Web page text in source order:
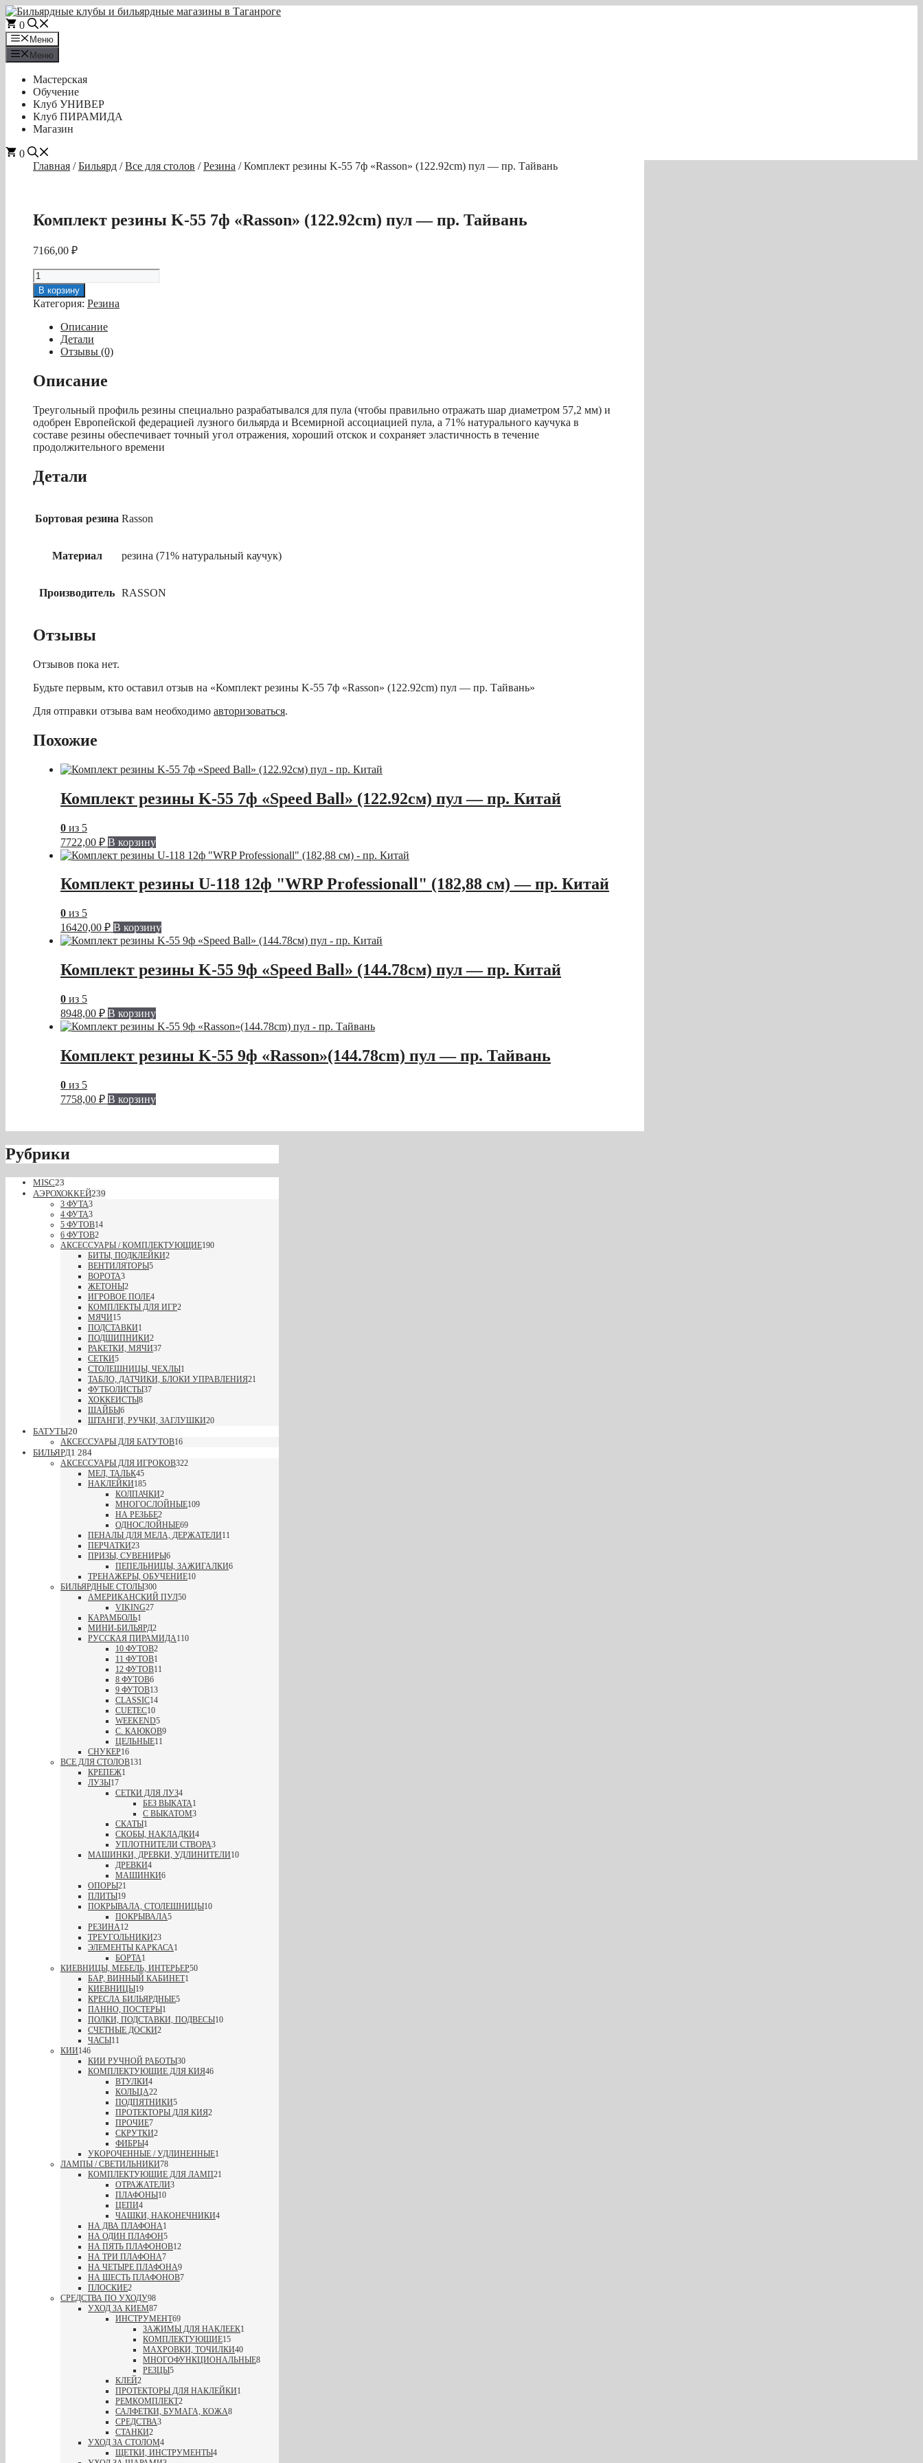
Перейти
к
содержимому
0
Меню
Меню
Мастерская
Обучение
Клуб УНИВЕР
Клуб ПИРАМИДА
Магазин
0
Главная /Бильярд /Все для столов /Резина / Комплект резины K-55 7ф «Rasson» (122.92cm) пул — пр. Тайвань
Комплект резины K-55 7ф «Rasson» (122.92cm) пул — пр. Тайвань
7166,00 ₽
Количество
товара
Комплект
резины
(122.92cm)
пул
пр.
Тайвань
В корзину
Категория: Резина
Описание
Детали
Отзывы (0)
Описание
Треугольный профиль резины специально разрабатывался для пула (чтобы правильно отражать шар диаметром 57,2 мм) и
одобрен Европейской федерацией лузного бильярда и Всемирной ассоциацией пула, а 71% натурального каучука в
составе резины обеспечивает точный угол отражения, хороший отскок и сохраняет эластичность в течение
продолжительного времени
Детали
Бортовая резина Rasson
Материал резина (71% натуральный каучук)
Производитель RASSON
Отзывы
Отзывов пока нет.
Будьте первым, кто оставил отзыв на «Комплект резины K-55 7ф «Rasson» (122.92cm) пул — пр. Тайвань»
Для отправки отзыва вам необходимо авторизоваться.
Похожие
Комплект резины K-55 7ф «Speed Ball» (122.92см) пул — пр. Китай
0 из 5
7722,00 ₽ В корзину
Комплект резины U-118 12ф "WRP Professionall" (182,88 см) — пр. Китай
0 из 5
16420,00 ₽ В корзину
Комплект резины K-55 9ф «Speed Ball» (144.78см) пул — пр. Китай
0 из 5
8948,00 ₽ В корзину
Комплект резины K-55 9ф «Rasson»(144.78cm) пул — пр. Тайвань
0 из 5
7758,00 ₽ В корзину
Рубрики
MISC23
АЭРОХОККЕЙ239
3 ФУТА3
4 ФУТА3
5 ФУТОВ14
6 ФУТОВ2
АКСЕССУАРЫ / КОМПЛЕКТУЮЩИЕ190
БИТЫ, ПОДКЛЕЙКИ2
ВЕНТИЛЯТОРЫ5
ВОРОТА3
ЖЕТОНЫ2
ИГРОВОЕ ПОЛЕ4
КОМПЛЕКТЫ ДЛЯ ИГР2
МЯЧИ15
ПОДСТАВКИ1
ПОДШИПНИКИ2
РАКЕТКИ, МЯЧИ37
СЕТКИ5
СТОЛЕШНИЦЫ, ЧЕХЛЫ1
ТАБЛО, ДАТЧИКИ, БЛОКИ УПРАВЛЕНИЯ21
ФУТБОЛИСТЫ37
ХОККЕИСТЫ8
ШАЙБЫ6
ШТАНГИ, РУЧКИ, ЗАГЛУШКИ20
БАТУТЫ20
АКСЕССУАРЫ ДЛЯ БАТУТОВ16
БИЛЬЯРД1 284
АКСЕССУАРЫ ДЛЯ ИГРОКОВ322
МЕЛ, ТАЛЬК45
НАКЛЕЙКИ185
КОЛПАЧКИ2
МНОГОСЛОЙНЫЕ109
НА РЕЗЬБЕ2
ОДНОСЛОЙНЫЕ69
ПЕНАЛЫ ДЛЯ МЕЛА, ДЕРЖАТЕЛИ11
ПЕРЧАТКИ23
ПРИЗЫ, СУВЕНИРЫ6
ПЕПЕЛЬНИЦЫ, ЗАЖИГАЛКИ6
ТРЕНАЖЕРЫ, ОБУЧЕНИЕ10
БИЛЬЯРДНЫЕ СТОЛЫ300
АМЕРИКАНСКИЙ ПУЛ50
VIKING27
КАРАМБОЛЬ1
МИНИ-БИЛЬЯРД2
РУССКАЯ ПИРАМИДА110
10 ФУТОВ2
11 ФУТОВ1
12 ФУТОВ11
8 ФУТОВ6
9 ФУТОВ13
CLASSIC14
CUETEC10
WEEKEND5
С. КАЮКОВ9
ЦЕЛЬНЫЕ11
СНУКЕР16
ВСЕ ДЛЯ СТОЛОВ131
КРЕПЕЖ1
ЛУЗЫ17
СЕТКИ ДЛЯ ЛУЗ4
БЕЗ ВЫКАТА1
С ВЫКАТОМ3
СКАТЫ1
СКОБЫ, НАКЛАДКИ4
УПЛОТНИТЕЛИ СТВОРА3
МАШИНКИ, ДРЕВКИ, УДЛИНИТЕЛИ10
ДРЕВКИ4
МАШИНКИ6
ОПОРЫ21
ПЛИТЫ19
ПОКРЫВАЛА, СТОЛЕШНИЦЫ10
ПОКРЫВАЛА5
РЕЗИНА12
ТРЕУГОЛЬНИКИ23
ЭЛЕМЕНТЫ КАРКАСА1
БОРТА1
КИЕВНИЦЫ, МЕБЕЛЬ, ИНТЕРЬЕР50
БАР, ВИННЫЙ КАБИНЕТ1
КИЕВНИЦЫ19
КРЕСЛА БИЛЬЯРДНЫЕ5
ПАННО, ПОСТЕРЫ1
ПОЛКИ, ПОДСТАВКИ, ПОДВЕСЫ10
СЧЕТНЫЕ ДОСКИ2
ЧАСЫ11
КИИ146
КИИ РУЧНОЙ РАБОТЫ30
КОМПЛЕКТУЮЩИЕ ДЛЯ КИЯ46
ВТУЛКИ4
КОЛЬЦА22
ПОДПЯТНИКИ5
ПРОТЕКТОРЫ ДЛЯ КИЯ2
ПРОЧИЕ7
СКРУТКИ2
ФИБРЫ4
УКОРОЧЕННЫЕ / УДЛИНЕННЫЕ1
ЛАМПЫ / СВЕТИЛЬНИКИ78
КОМПЛЕКТУЮЩИЕ ДЛЯ ЛАМП21
ОТРАЖАТЕЛИ3
ПЛАФОНЫ10
ЦЕПИ4
ЧАШКИ, НАКОНЕЧНИКИ4
НА ДВА ПЛАФОНА1
НА ОДИН ПЛАФОН5
НА ПЯТЬ ПЛАФОНОВ12
НА ТРИ ПЛАФОНА7
НА ЧЕТЫРЕ ПЛАФОНА9
НА ШЕСТЬ ПЛАФОНОВ7
ПЛОСКИЕ2
СРЕДСТВА ПО УХОДУ98
УХОД ЗА КИЕМ87
ИНСТРУМЕНТ69
ЗАЖИМЫ ДЛЯ НАКЛЕЕК1
КОМПЛЕКТУЮЩИЕ15
МАХРОВКИ, ТОЧИЛКИ40
МНОГОФУНКЦИОНАЛЬНЫЕ8
РЕЗЦЫ5
КЛЕЙ2
ПРОТЕКТОРЫ ДЛЯ НАКЛЕЙКИ1
РЕМКОМПЛЕКТ2
САЛФЕТКИ, БУМАГА, КОЖА8
СРЕДСТВА3
СТАНКИ2
УХОД ЗА СТОЛОМ4
ЩЕТКИ, ИНСТРУМЕНТЫ4